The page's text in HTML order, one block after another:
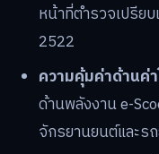
หน้าที่ตำรวจเปรีย
2522
ความคุ้มค่าด้านค่า
ด้านพลังงาน e-
จักรยานยนต์และ